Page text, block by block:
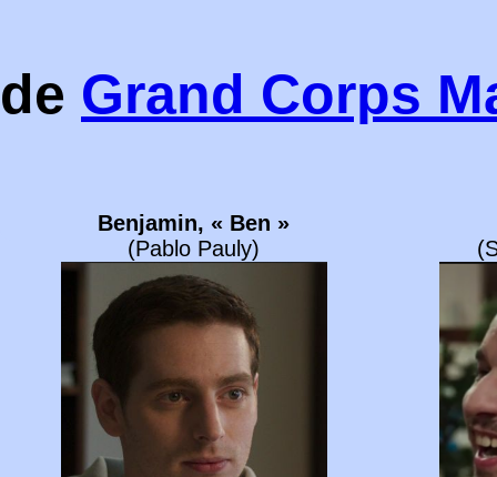
de Grand Corps
Benjamin, « Ben »
(Pablo Pauly)